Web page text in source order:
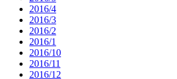
2016/4
2016/3
2016/2
2016/1
2016/10
2016/11
2016/12